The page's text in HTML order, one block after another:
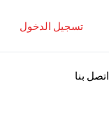
تسجيل الدخول
اتصل بنا